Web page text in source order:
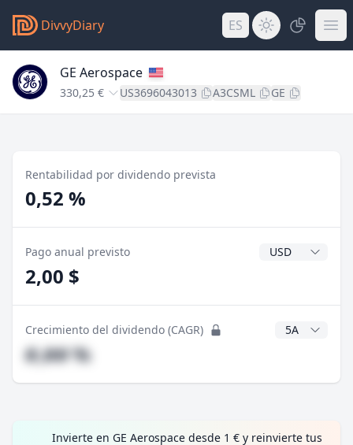
DivvyDiary ES
GE Aerospace
330,25 € US3696043013 A3CSML GE
Rentabilidad por dividendo prevista
0,52 %
Pago anual previsto Divisa del
2,00 $
Crecimiento del dividendo (CAGR) Años CAGR
#,## %
Invierte en GE Aerospace desde 1 € y reinvierte tus